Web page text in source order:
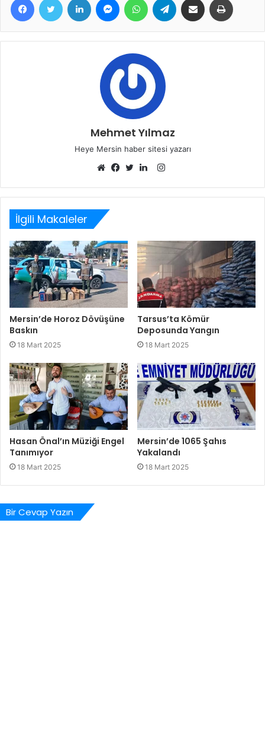
Mehmet Yılmaz
Heye Mersin haber sitesi yazarı
sitesi
Instagram
İlgili Makaleler
Mersin’de Horoz Dövüşüne
Baskın
18 Mart 2025
Tarsus’ta Kömür
Deposunda Yangın
18 Mart 2025
Hasan Önal’ın Müziği Engel
Tanımıyor
18 Mart 2025
Mersin’de 1065 Şahıs
Yakalandı
18 Mart 2025
Bir Cevap Yazın